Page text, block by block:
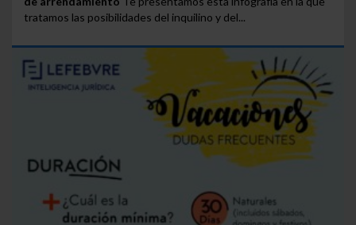
tratamos las posibilidades del inquilino y del...